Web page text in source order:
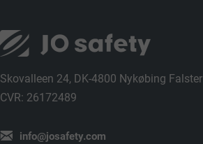
Skovalleen 24, DK-4800 Nykøbing Falster
CVR: 26172489
info@josafety.com